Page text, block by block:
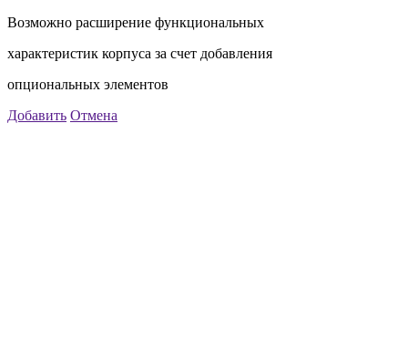
Возможно расширение функциональных
характеристик корпуса за счет добавления
опциональных элементов
Добавить Отмена